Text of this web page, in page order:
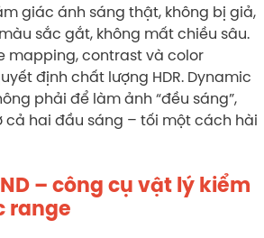
giác ánh sáng thật, không bị giả,
sắc gắt, không mất chiều sâu.
mapping, contrast và color
định chất lượng HDR. Dynamic
phải để làm ảnh “đều sáng”,
cả hai đầu sáng – tối một cách hài
– công cụ vật lý kiểm
range